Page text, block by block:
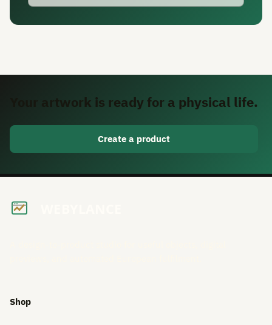
Your artwork is ready for a physical life.
Create a product
Shop